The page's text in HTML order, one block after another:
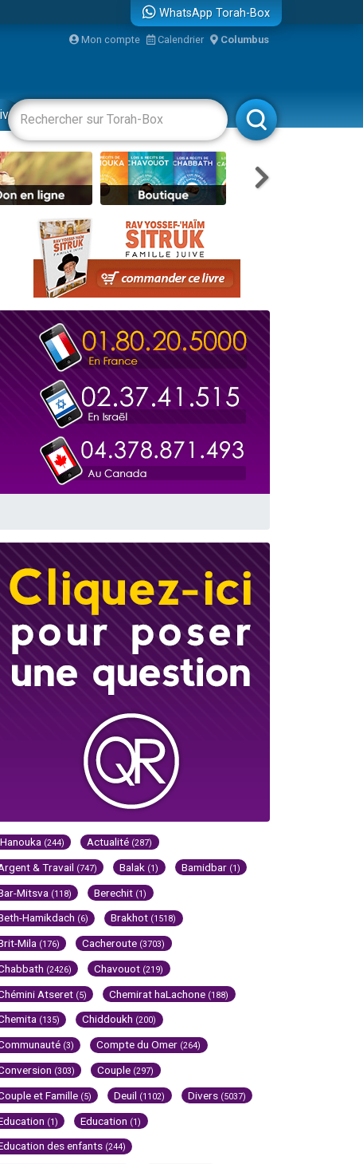
travers le temps
maman
WhatsApp Torah-Box
Mon compte Calendrier Columbus
Livres Rabbanim
(244) Actualité (287)
& Travail (747) Balak (1) Bamidbar (1)
Mitsva (118) Berechit (1)
Hamikdach (6) Brakhot (1518)
Mila (176) Cacheroute (3703)
(2426) Chavouot (219)
Atseret (5) Chemirat haLachone (188)
(135) Chiddoukh (200)
(3) Compte du Omer (264)
(303) Couple (297)
et Famille (5) Deuil (1102) Divers (5037)
(1) Education (1)
des enfants (244)